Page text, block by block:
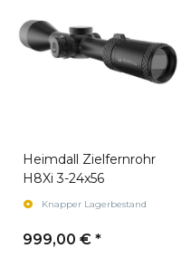
Heimdall Zielfernrohr
H8Xi 3-24x56
Knapper Lagerbestand
999,00 € *